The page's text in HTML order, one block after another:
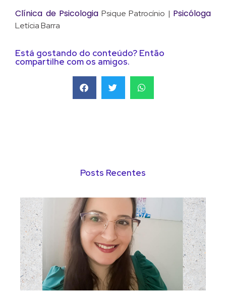
Clínica de Psicologia Psique Patrocínio | Psicóloga
Letícia Barra
Está gostando do conteúdo? Então
compartilhe com os amigos.
Posts Recentes